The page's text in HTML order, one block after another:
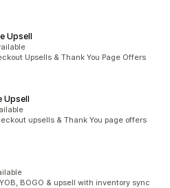
Upsell
Upsells & Thank You Page Offers
Upsell
upsells & Thank You page offers
BOGO & upsell with inventory sync